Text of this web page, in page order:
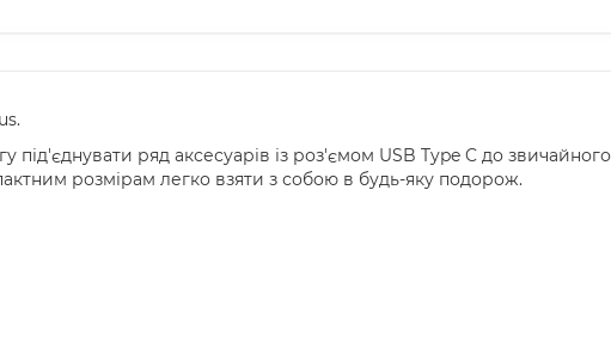
під'єднувати ряд аксесуарів із роз'ємом USB Type C до
розмірам легко взяти з собою в будь-яку подорож.